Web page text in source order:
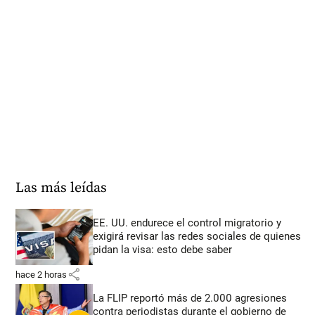
Las más leídas
EE. UU. endurece el control migratorio y
exigirá revisar las redes sociales de quienes
pidan la visa: esto debe saber
hace 2 horas share
La FLIP reportó más de 2.000 agresiones
contra periodistas durante el gobierno de